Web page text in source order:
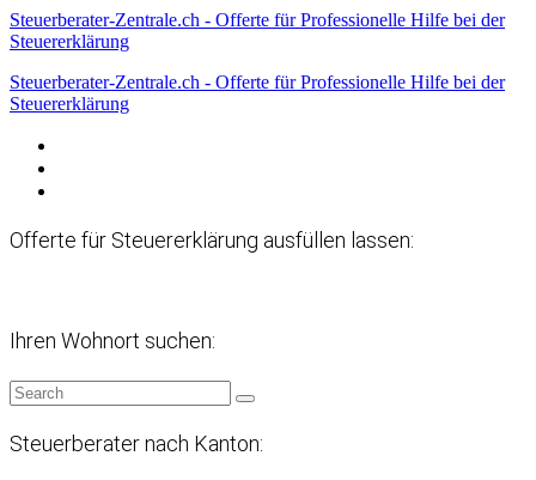
Steuerberater-Zentrale.ch - Offerte für Professionelle Hilfe bei der
Steuererklärung
Steuerberater-Zentrale.ch - Offerte für Professionelle Hilfe bei der
Steuererklärung
Offerte für Steuererklärung ausfüllen lassen:
Ihren Wohnort suchen:
Steuerberater nach Kanton: